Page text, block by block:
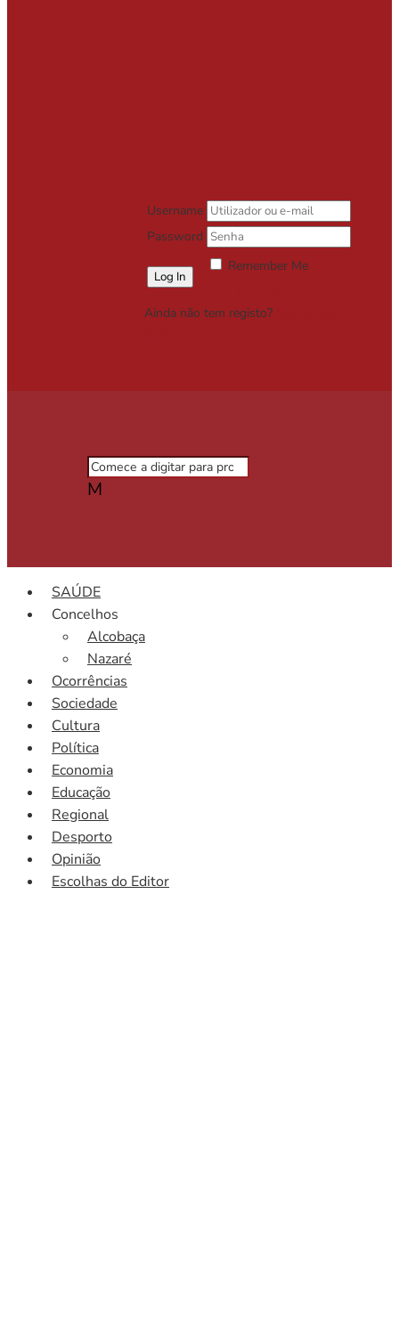
Username
Password
Remember Me
Ainda não tem registo?
M
SAÚDE
Concelhos
Alcobaça
Nazaré
Ocorrências
Sociedade
Cultura
Política
Economia
Educação
Regional
Desporto
Opinião
Escolhas do Editor